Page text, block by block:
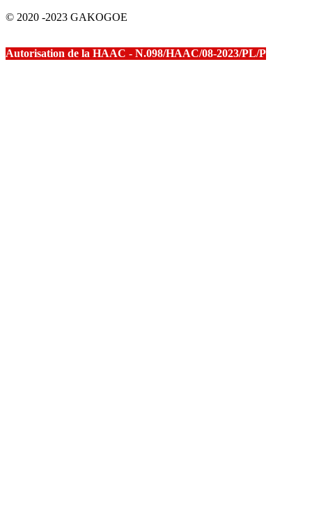
© 2020 -2023 GAKOGOE
Autorisation de la HAAC - N.098/HAAC/08-2023/PL/P